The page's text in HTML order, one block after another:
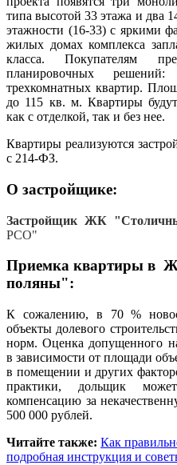
типа высотой 33 этажа и два
этажности (16-33) с яркими
жилых домах комплекса
класса. Покупателям
планировочных
трехкомнатных квартир.
до 115 кв. м. Квартиры
как с отделкой, так и без нее.
Квартиры реализуются
с 214-ФЗ.
О застройщике:
Застройщик ЖК
РСО"
Приемка квартиры в
поляны":
К сожалению, в 70 %
объекты долевого
норм. Оценка допущенного
в зависимости от площади
в помещении и других
практики, дольщик
компенсацию за
500 000 рублей.
Читайте также: Как
подробная инструкция и